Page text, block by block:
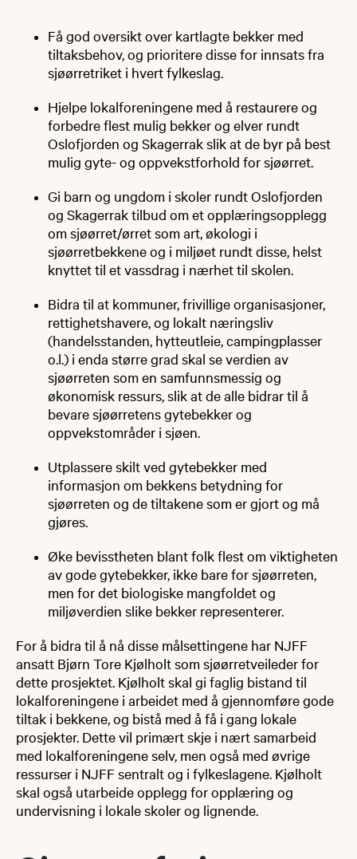
​​Få god oversikt over kartlagte bekker med
tiltaksbehov, og prioritere disse for innsats fra
sjøørretriket i hvert fylkeslag.
Hjelpe lokalforeningene med å restaurere og
forbedre flest mulig bekker og elver rundt
Oslofjorden og Skagerrak slik at de byr på best
mulig gyte- og oppvekstforhold for sjøørret.
Gi barn og ungdom i skoler rundt Oslofjorden
og Skagerrak tilbud om et opplæringsopplegg
om sjøørret/ørret som art, økologi i
sjøørretbekkene og i miljøet rundt disse, helst
knyttet til et vassdrag i nærhet til skolen.
Bidra til at kommuner, frivillige organisasjoner,
rettighetshavere, og lokalt næringsliv
(handelsstanden, hytteutleie, campingplasser
o.l.) i enda større grad skal se verdien av
sjøørreten som en samfunnsmessig og
økonomisk ressurs, slik at de alle bidrar til å
bevare sjøørretens gytebekker og
oppvekstområder i sjøen.
Utplassere skilt ved gytebekker med
informasjon om bekkens betydning for
sjøørreten og de tiltakene som er gjort og må
gjøres.
Øke bevisstheten blant folk flest om viktigheten
av gode gytebekker, ikke bare for sjøørreten,
men for det biologiske mangfoldet og
miljøverdien slike bekker representerer.
For å bidra til å nå disse målsettingene har NJFF
ansatt Bjørn Tore Kjølholt som sjøørretveileder for
dette prosjektet. Kjølholt skal gi faglig bistand til
lokalforeningene i arbeidet med å gjennomføre gode
tiltak i bekkene, og bistå med å få i gang lokale
prosjekter. Dette vil primært skje i nært samarbeid
med lokalforeningene selv, men også med øvrige
ressurser i NJFF sentralt og i fylkeslagene. Kjølholt
skal også utarbeide opplegg for opplæring og
undervisning i lokale skoler og lignende.